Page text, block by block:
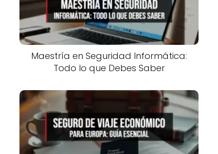
Maestría en Seguridad Informática:
Todo lo que Debes Saber